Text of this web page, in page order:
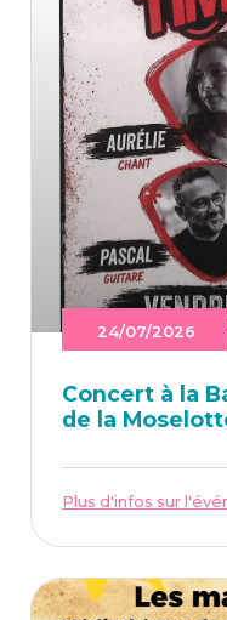
24/07/2026
Concert à la
de la
Plus d'infos sur